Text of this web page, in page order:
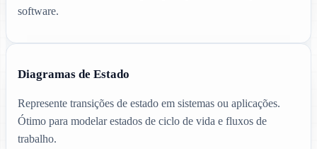
software.
Diagramas de Estado
Represente transições de estado em sistemas ou aplicações.
Ótimo para modelar estados de ciclo de vida e fluxos de
trabalho.